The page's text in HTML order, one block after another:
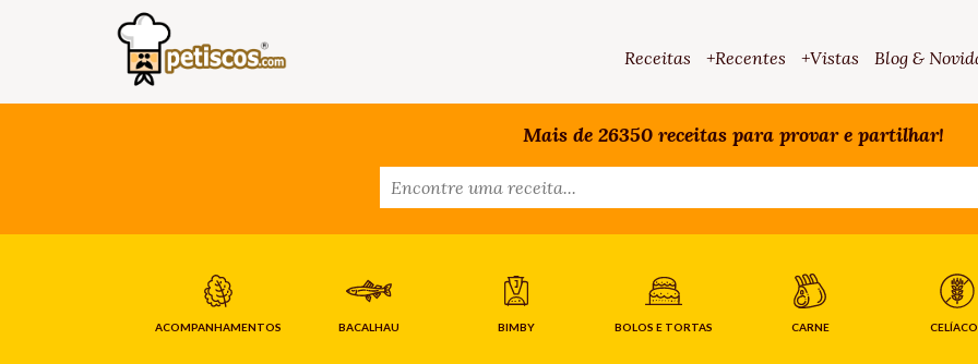
Receitas +Recentes +Vistas Blog &
Mais de 26350 receitas para provar e partilhar!
ACOMPANHAMENTOS BACALHAU BIMBY BOLOS E TORTAS CARNE